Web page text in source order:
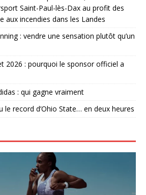
Saint-Paul-lès-Dax au profit des
aux incendies dans les Landes
: vendre une sensation plutôt qu’un
2026 : pourquoi le sponsor officiel a
: qui gagne vraiment
le record d’Ohio State… en deux heures